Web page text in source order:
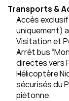
Transports &
Accès
uniquement)
Visitation et
Arrêt bus
directes vers
Hélicoptère
sécurisés du
piétonne.